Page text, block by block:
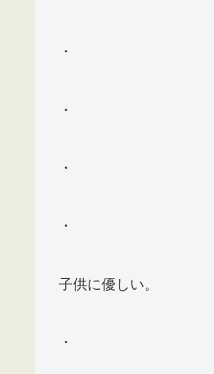
・
・
・
・
子供に優しい。
・